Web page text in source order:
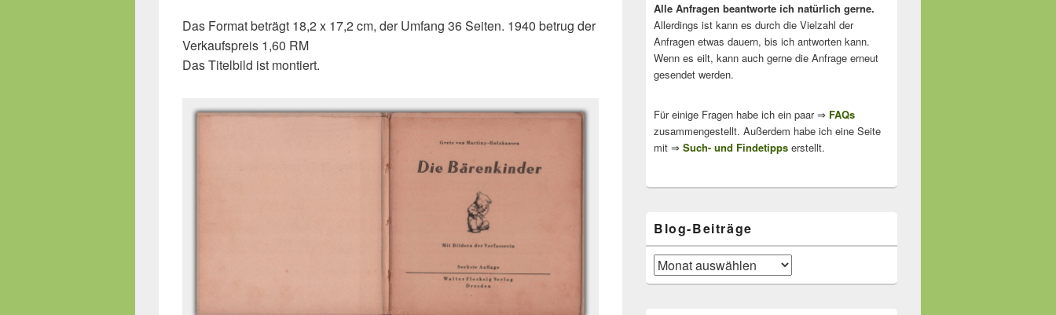
Das Format beträgt 18,2 x 17,2 cm, der Umfang 36 Seiten. 1940 betrug der
Verkaufspreis 1,60 RM
Das Titelbild ist montiert.
Alle Anfragen beantworte ich natürlich gerne.
Allerdings ist kann es durch die Vielzahl der
Anfragen etwas dauern, bis ich antworten kann.
Wenn es eilt, kann auch gerne die Anfrage erneut
gesendet werden.
Für einige Fragen habe ich ein paar ⇒ FAQs
zusammengestellt. Außerdem habe ich eine Seite
mit ⇒ Such- und Findetipps erstellt.
Blog-Beiträge
Blog-
Beiträge